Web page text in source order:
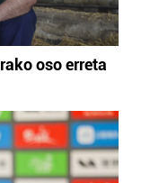
oso erreta